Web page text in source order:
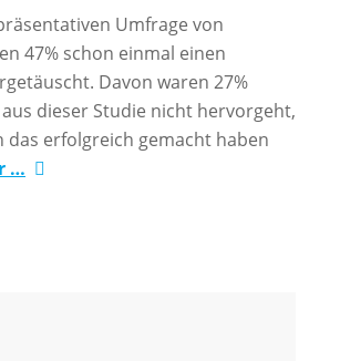
Umfrage von
47% schon einmal einen
Davon waren 27%
dieser Studie nicht hervorgeht,
das erfolgreich gemacht haben
…